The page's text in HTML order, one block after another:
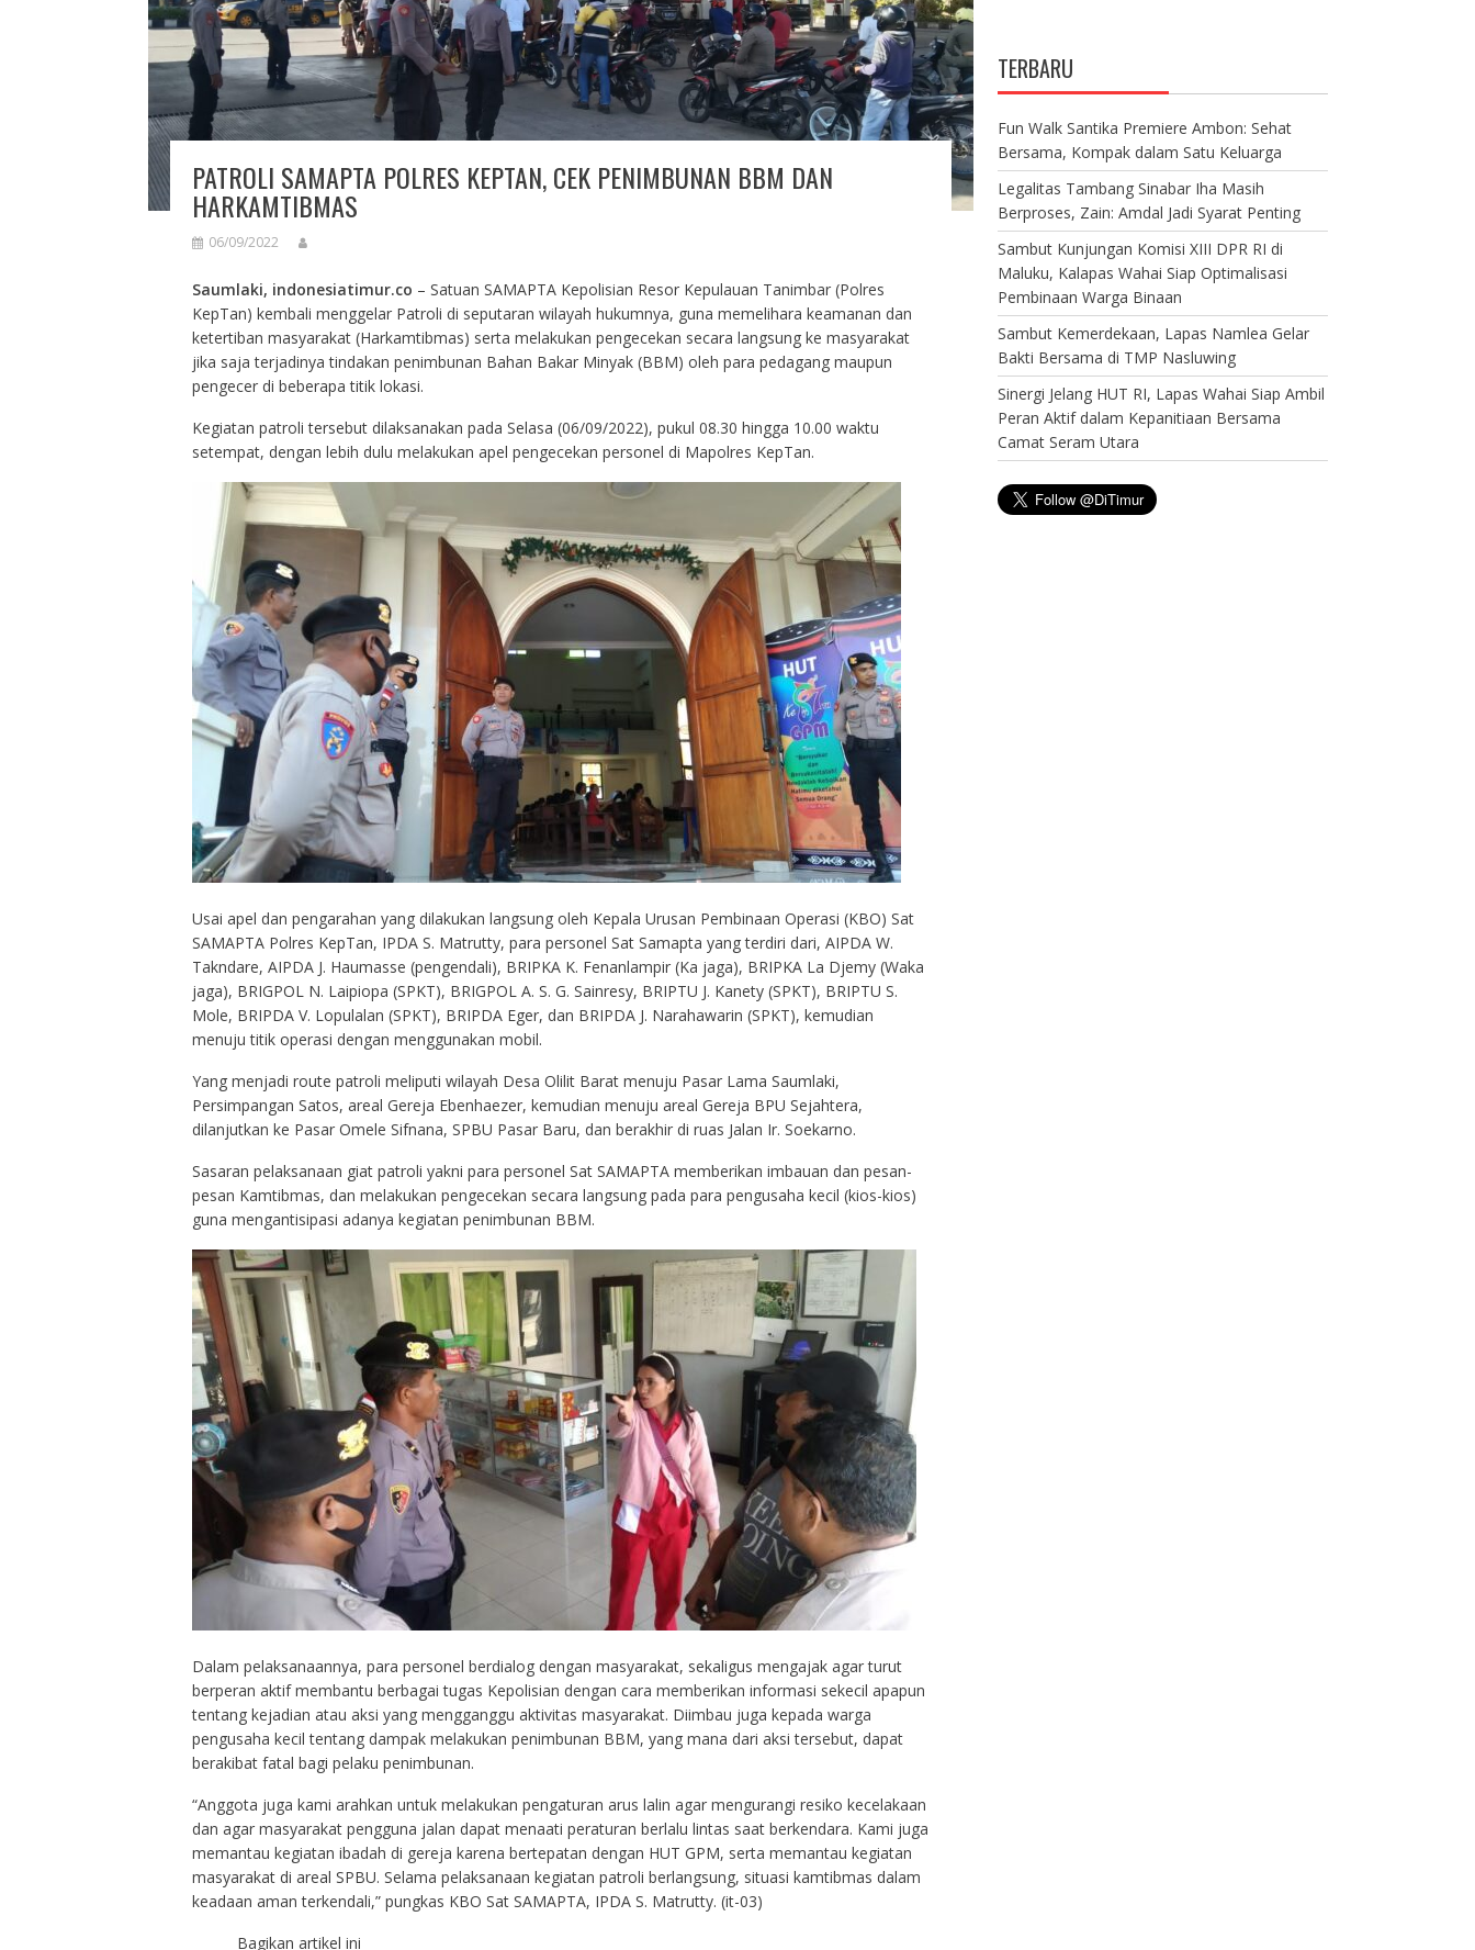
PATROLI SAMAPTA POLRES KEPTAN, CEK PENIMBUNAN BBM DAN
HARKAMTIBMAS
06/09/2022
Saumlaki, indonesiatimur.co – Satuan SAMAPTA Kepolisian Resor Kepulauan Tanimbar (Polres
KepTan) kembali menggelar Patroli di seputaran wilayah hukumnya, guna memelihara keamanan dan
ketertiban masyarakat (Harkamtibmas) serta melakukan pengecekan secara langsung ke masyarakat
jika saja terjadinya tindakan penimbunan Bahan Bakar Minyak (BBM) oleh para pedagang maupun
pengecer di beberapa titik lokasi.
Kegiatan patroli tersebut dilaksanakan pada Selasa (06/09/2022), pukul 08.30 hingga 10.00 waktu
setempat, dengan lebih dulu melakukan apel pengecekan personel di Mapolres KepTan.
Usai apel dan pengarahan yang dilakukan langsung oleh Kepala Urusan Pembinaan Operasi (KBO) Sat
SAMAPTA Polres KepTan, IPDA S. Matrutty, para personel Sat Samapta yang terdiri dari, AIPDA W.
Takndare, AIPDA J. Haumasse (pengendali), BRIPKA K. Fenanlampir (Ka jaga), BRIPKA La Djemy (Waka
jaga), BRIGPOL N. Laipiopa (SPKT), BRIGPOL A. S. G. Sainresy, BRIPTU J. Kanety (SPKT), BRIPTU S.
Mole, BRIPDA V. Lopulalan (SPKT), BRIPDA Eger, dan BRIPDA J. Narahawarin (SPKT), kemudian
menuju titik operasi dengan menggunakan mobil.
Yang menjadi route patroli meliputi wilayah Desa Olilit Barat menuju Pasar Lama Saumlaki,
Persimpangan Satos, areal Gereja Ebenhaezer, kemudian menuju areal Gereja BPU Sejahtera,
dilanjutkan ke Pasar Omele Sifnana, SPBU Pasar Baru, dan berakhir di ruas Jalan Ir. Soekarno.
Sasaran pelaksanaan giat patroli yakni para personel Sat SAMAPTA memberikan imbauan dan pesan-
pesan Kamtibmas, dan melakukan pengecekan secara langsung pada para pengusaha kecil (kios-kios)
guna mengantisipasi adanya kegiatan penimbunan BBM.
Dalam pelaksanaannya, para personel berdialog dengan masyarakat, sekaligus mengajak agar turut
berperan aktif membantu berbagai tugas Kepolisian dengan cara memberikan informasi sekecil apapun
tentang kejadian atau aksi yang mengganggu aktivitas masyarakat. Diimbau juga kepada warga
pengusaha kecil tentang dampak melakukan penimbunan BBM, yang mana dari aksi tersebut, dapat
berakibat fatal bagi pelaku penimbunan.
“Anggota juga kami arahkan untuk melakukan pengaturan arus lalin agar mengurangi resiko kecelakaan
dan agar masyarakat pengguna jalan dapat menaati peraturan berlalu lintas saat berkendara. Kami juga
memantau kegiatan ibadah di gereja karena bertepatan dengan HUT GPM, serta memantau kegiatan
masyarakat di areal SPBU. Selama pelaksanaan kegiatan patroli berlangsung, situasi kamtibmas dalam
keadaan aman terkendali,” pungkas KBO Sat SAMAPTA, IPDA S. Matrutty. (it-03)
Bagikan artikel ini
TERBARU
Fun Walk Santika Premiere Ambon: Sehat
Bersama, Kompak dalam Satu Keluarga
Legalitas Tambang Sinabar Iha Masih
Berproses, Zain: Amdal Jadi Syarat Penting
Sambut Kunjungan Komisi XIII DPR RI di
Maluku, Kalapas Wahai Siap Optimalisasi
Pembinaan Warga Binaan
Sambut Kemerdekaan, Lapas Namlea Gelar
Bakti Bersama di TMP Nasluwing
Sinergi Jelang HUT RI, Lapas Wahai Siap Ambil
Peran Aktif dalam Kepanitiaan Bersama
Camat Seram Utara